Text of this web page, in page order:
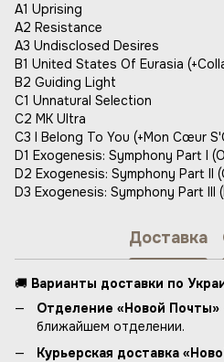
A1 Uprising
A2 Resistance
A3 Undisclosed Desires
B1 United States Of Eurasia
B2 Guiding Light
C1 Unnatural Selection
C2 MK Ultra
C3 I Belong To You (+Mon Cœur
D1 Exogenesis: Symphony Part I
D2 Exogenesis: Symphony Part II
D3 Exogenesis: Symphony Part III
Доставка
🚚 Варианты доставки по
Отделение «Новой Почты»
ближайшем отделении.
Курьерская доставка